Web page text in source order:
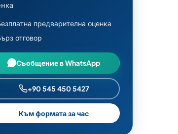
предварителна оценка
отговор
Съобщение в WhatsApp
+90 545 450 5427
Към формата за час